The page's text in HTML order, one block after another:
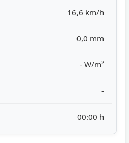
16,6 km/h
0,0 mm
- W/m²
-
00:00 h